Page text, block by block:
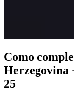
Como
Herzegovina
25